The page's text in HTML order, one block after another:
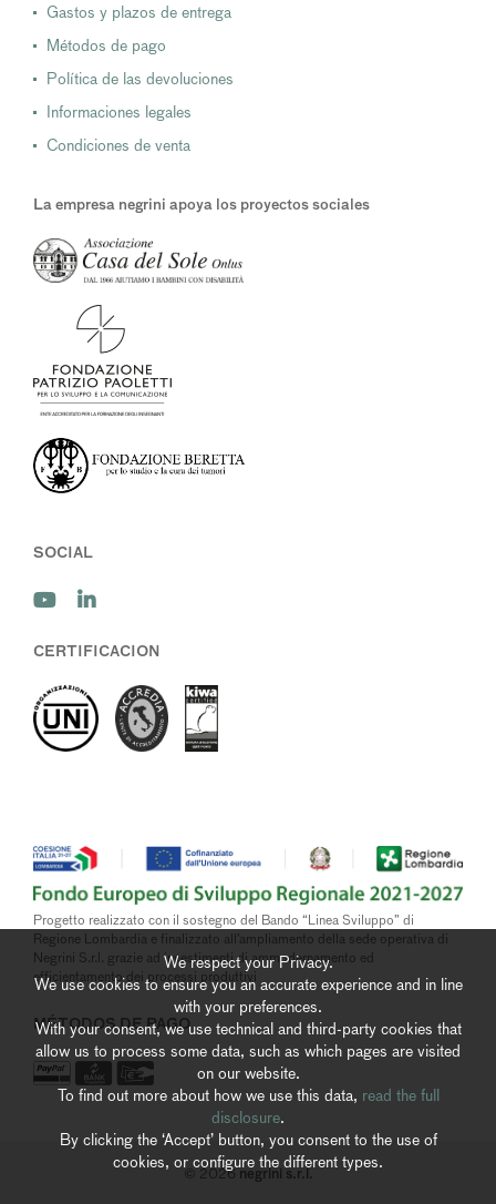
Gastos y plazos de entrega
Métodos de pago
Política de las devoluciones
Informaciones legales
Condiciones de venta
La empresa negrini apoya los proyectos sociales
SOCIAL
CERTIFICACION
Progetto realizzato con il sostegno del Bando “Linea Sviluppo” di
Regione Lombardia e finalizzato all’ampliamento della sede operativa di
Negrini S.r.l. grazie ad investimenti di ammodernamento ed
efficientamento dei processi produttivi
MÉTODOS DE PAGO
© 2026 negrini s.r.l.
We respect your Privacy.
We use cookies to ensure you an accurate experience and in line
with your preferences.
With your consent, we use technical and third-party cookies that
allow us to process some data, such as which pages are visited
on our website.
To find out more about how we use this data, read the full
disclosure.
By clicking the ‘Accept’ button, you consent to the use of
cookies, or configure the different types.